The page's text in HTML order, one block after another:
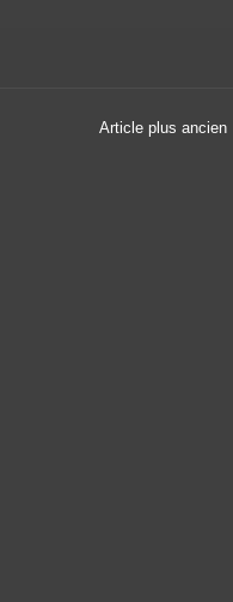
Article plus ancien